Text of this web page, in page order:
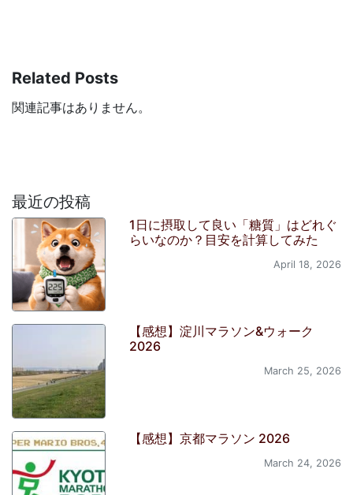
Related Posts
関連記事はありません。
最近の投稿
1日に摂取して良い「糖質」はどれぐ
らいなのか？目安を計算してみた
April 18, 2026
【感想】淀川マラソン&ウォーク
2026
March 25, 2026
【感想】京都マラソン 2026
March 24, 2026